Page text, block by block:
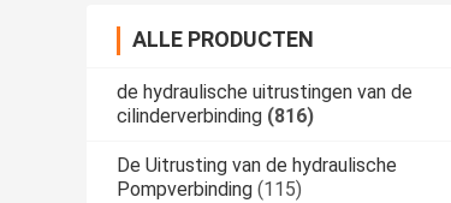
ALLE PRODUCTEN
de hydraulische uitrustingen van de
cilinderverbinding (816)
De Uitrusting van de hydraulische
Pompverbinding (115)